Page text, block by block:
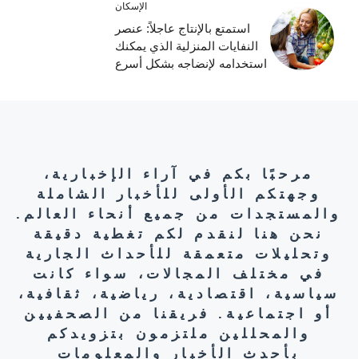
الإسكان
استمتع بالإنتاج عاجلاً: عنصر
النفايات المنزلية الذي يمكنك
استخدامه لإنضاجه بشكل أسرع
مرحبًا بكم في آراء الإخبارية،
وجهتكم الأولى للأخبار الشاملة
والمستجدات من جميع أنحاء العالم.
نحن هنا لنقدم لكم تغطية دقيقة
وتحليلات متعمقة للأحداث الجارية
في مختلف المجالات، سواء كانت
سياسية، اقتصادية، رياضية، ثقافية،
أو اجتماعية. فريقنا من الصحفيين
والمحللين ملتزمون بتزويدكم
بأحدث الأخبار والمعلومات